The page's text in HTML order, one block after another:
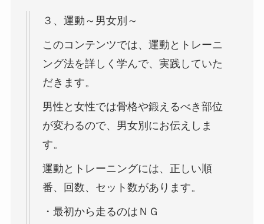
３、運動～男女別～
このコンテンツでは、運動とトレーニ
ング法を詳しく学んで、実践していた
だきます。
男性と女性では骨格や鍛えるべき部位
が変わるので、男女別にお伝えしま
す。
運動とトレーニングには、正しい順
番、回数、セット数があります。
・最初から走るのはＮＧ